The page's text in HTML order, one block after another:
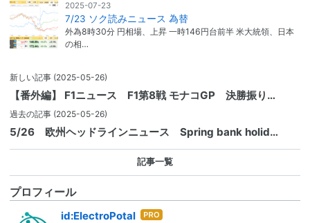
2025-07-23
7/23 ソク読みニュース 為替
外為8時30分 円相場、上昇 一時146円台前半 米大統領、日本
の相…
新しい記事 (2025-05-26)
【番外編】 F1ニュース F1第8戦 モナコGP 決勝振り…
過去の記事 (2025-05-26)
5/26 欧州ヘッドラインニュース Spring bank holid…
記事一覧
プロフィール
id:ElectroPotal はて